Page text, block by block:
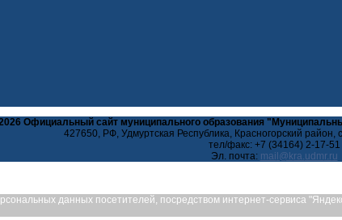
Официальный сайт муниципального образования
427650, РФ, Удмуртская Республика, Красногорский район,
тел/факс: +7 (34164) 2-17-51
Эл. почта:
данных посетителей, посредством интернет-сервиса